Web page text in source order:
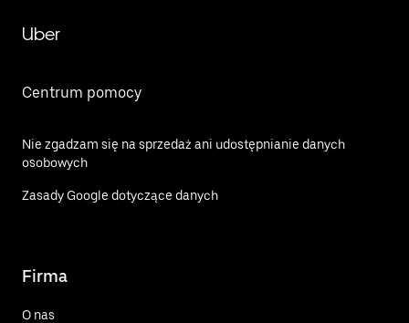
Uber
Centrum pomocy
Nie zgadzam się na sprzedaż ani udostępnianie danych
osobowych
Zasady Google dotyczące danych
Firma
O nas